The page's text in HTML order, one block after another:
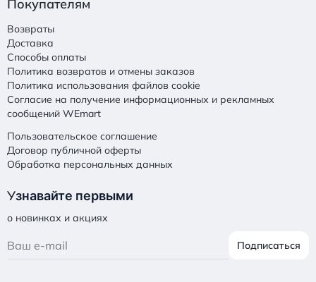
Покупателям
Возвраты
Доставка
Способы оплаты
Политика возвратов и отмены заказов
Политика использования файлов cookie
Согласие на получение информационных и рекламных
сообщений WEmart
Пользовательское соглашение
Договор публичной оферты
Обработка персональных данных
Узнавайте первыми
о новинках и акциях
Подписаться